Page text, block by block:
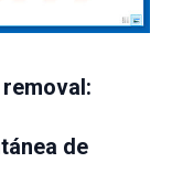
de